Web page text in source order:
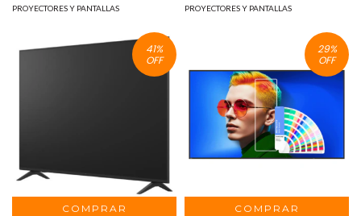
PROYECTORES Y PANTALLAS PROYECTORES Y PANTALLAS
41%
OFF
29%
OFF